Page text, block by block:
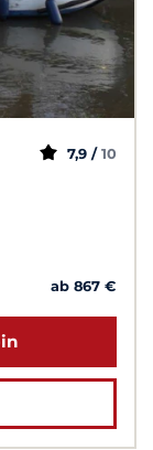
7,9 / 10
ab 867 €